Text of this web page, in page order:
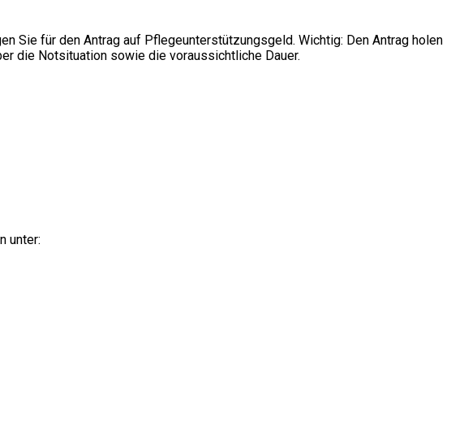
Sie für den Antrag auf Pflegeunterstützungsgeld. Wichtig: Den Antrag holen
die Notsituation sowie die voraussichtliche Dauer.
unter: